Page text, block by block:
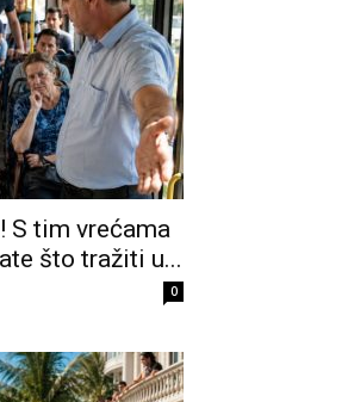
S tim vrećama
što tražiti u...
0